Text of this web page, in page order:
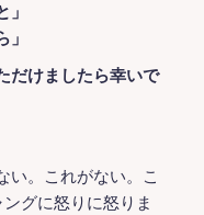
だけましたら幸いで
い。これがない。こ
グに怒りに怒りま